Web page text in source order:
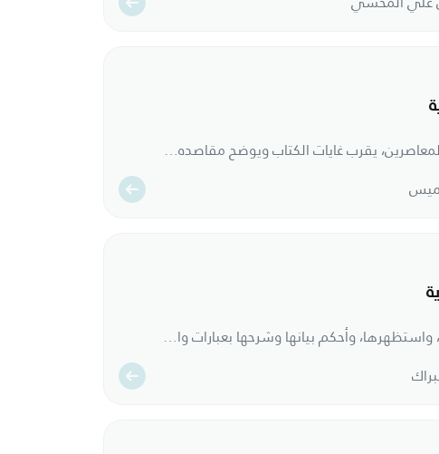
شرح ميسر على طريقة المعاصرين، يقرب غايات الكتاب ويوضح مقاصده، ويكشف للقارىء عما يدل عليه من مضمون.
استوعب الشارحُ التدمرية، واستظهرها، وأحكم بيانها وشرحها بعبارات واضحة، ومعان قريبة، وسلاسة أسلوب، تميّز الشارح بدقة العبارة، وحدّة الفهم وسلامته، كما عني بترتيب الأجوبة والوجوه، وتحرير مسائل في النحو والأعراب عند الحاجة إلى ذلك.. وحرر الشارح مسائل مهمة، كما حوى الشرح على لطائف علمية متنوعة. وهو أهم شروح التدمرية.